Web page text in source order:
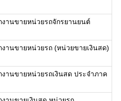
านขายหน่วยรถจักรยานยนต์
านขายหน่วยรถ (หน่วยขายเงินสด)
านขายหน่วยรถเงินสด ประจำภาค